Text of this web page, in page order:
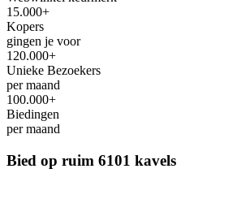
15.000+
Kopers
gingen je voor
120.000+
Unieke Bezoekers
per maand
100.000+
Biedingen
per maand
Bied op ruim 6101 kavels